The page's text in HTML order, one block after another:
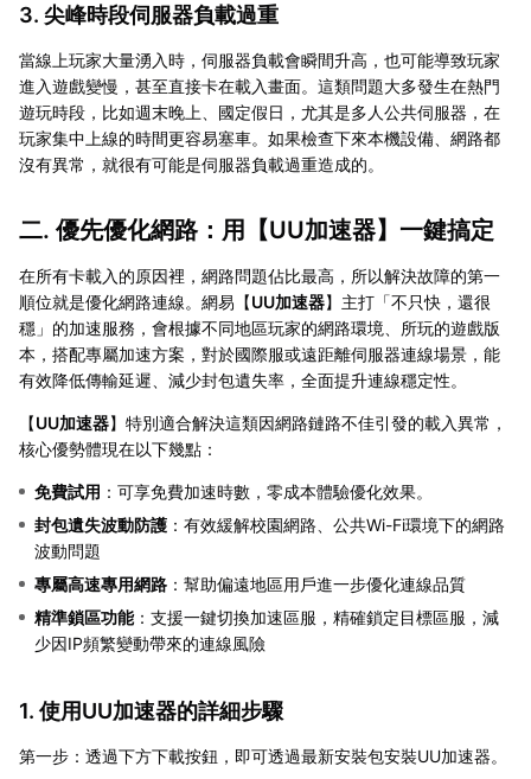
3. 尖峰時段伺服器負載過重
當線上玩家大量湧入時，伺服器負載會瞬間升高，也可能導致玩家
進入遊戲變慢，甚至直接卡在載入畫面。這類問題大多發生在熱門
遊玩時段，比如週末晚上、國定假日，尤其是多人公共伺服器，在
玩家集中上線的時間更容易塞車。如果檢查下來本機設備、網路都
沒有異常，就很有可能是伺服器負載過重造成的。
二. 優先優化網路：用【UU加速器】一鍵搞定
在所有卡載入的原因裡，網路問題佔比最高，所以解決故障的第一
順位就是優化網路連線。網易【UU加速器】主打「不只快，還很
穩」的加速服務，會根據不同地區玩家的網路環境、所玩的遊戲版
本，搭配專屬加速方案，對於國際服或遠距離伺服器連線場景，能
有效降低傳輸延遲、減少封包遺失率，全面提升連線穩定性。
【UU加速器】特別適合解決這類因網路鏈路不佳引發的載入異常，
核心優勢體現在以下幾點：
免費試用 ：可享免費加速時數，零成本體驗優化效果。
封包遺失波動防護 ：有效緩解校園網路、公共Wi-Fi環境下的網路
波動問題
專屬高速專用網路 ：幫助偏遠地區用戶進一步優化連線品質
精準鎖區功能：支援一鍵切換加速區服，精確鎖定目標區服，減
少因IP頻繁變動帶來的連線風險
1. 使用UU加速器的詳細步驟
第一步：透過下方下載按鈕，即可透過最新安裝包安裝UU加速器。